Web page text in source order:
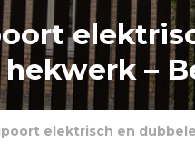
–
elektrisch en